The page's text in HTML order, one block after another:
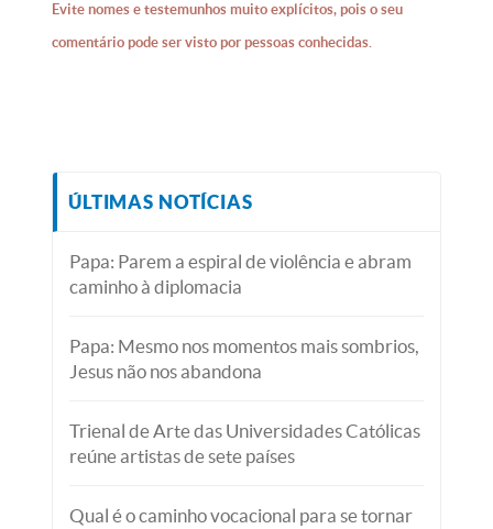
Evite nomes e testemunhos muito explícitos, pois o seu
comentário pode ser visto por pessoas conhecidas.
ÚLTIMAS NOTÍCIAS
Papa: Parem a espiral de violência e abram
caminho à diplomacia
Papa: Mesmo nos momentos mais sombrios,
Jesus não nos abandona
Trienal de Arte das Universidades Católicas
reúne artistas de sete países
Qual é o caminho vocacional para se tornar